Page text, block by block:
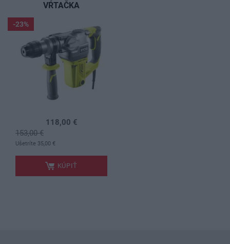
VŔTAČKA
-23%
118,00 €
153,00 €
Ušetríte 35,00 €
KÚPIŤ